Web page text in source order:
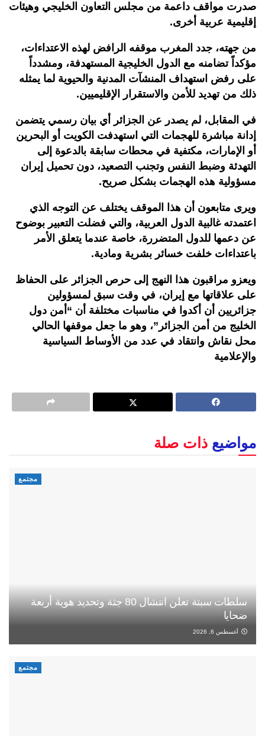
صدرت مواقف داعمة من مجلس التعاون الخليجي وهيئات
إقليمية عربية أخرى.
من جهته، جدد المغرب موقفه الرافض لهذه الاعتداءات،
مؤكداً تضامنه مع الدول الخليجية المستهدفة، ومشدداً
على رفض استهداف المنشآت المدنية والحيوية لما يمثله
ذلك من تهديد للأمن والاستقرار الإقليميين.
في المقابل، لم يصدر عن الجزائر أي بيان رسمي يتضمن
إدانة مباشرة للهجمات التي استهدفت الكويت أو البحرين
أو الإمارات، مكتفية في محطات سابقة بالدعوة إلى
التهدئة وضبط النفس وتجنب التصعيد، دون تحميل إيران
مسؤولية هذه الهجمات بشكل صريح.
ويرى متابعون أن هذا الموقف يختلف عن التوجه الذي
اعتمدته غالبية الدول العربية، والتي فضلت التعبير بوضوح
عن دعمها للدول المتضررة، خاصة عندما يتعلق الأمر
باعتداءات خلفت خسائر بشرية ومادية.
ويعزو مراقبون هذا النهج إلى حرص الجزائر على الحفاظ
على علاقاتها مع إيران، في وقت سبق لمسؤولين
جزائريين أن أكدوا في مناسبات مختلفة أن “أمن دول
الخليج من أمن الجزائر”، وهو ما جعل موقفها الحالي
محل نقاش وانتقاد في عدد من الأوساط السياسية
والإعلامية
مواضيع ذات صلة
مجتمع
سلطات سبتة تعلن انتشال 80 جثة وتحديد هوية أربعة
ضحايا
أغسطس 6, 2026
مجتمع